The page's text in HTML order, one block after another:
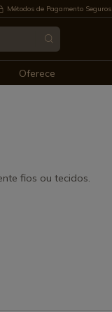
Métodos de Pagamento Seguros
Oferece
fios ou tecidos.